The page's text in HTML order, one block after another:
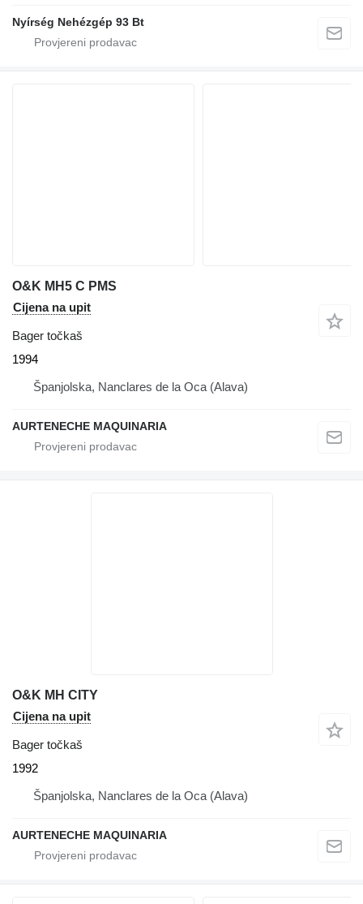
Nyírség Nehézgép 93 Bt
O&K MH5 C PMS
Cijena na upit
Bager točkaš
1994
Španjolska, Nanclares de la Oca (Alava)
AURTENECHE MAQUINARIA
O&K MH CITY
Cijena na upit
Bager točkaš
1992
Španjolska, Nanclares de la Oca (Alava)
AURTENECHE MAQUINARIA